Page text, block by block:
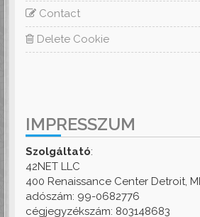
Contact
Delete Cookie
IMPRESSZUM
Szolgáltató:
42NET LLC
400 Renaissance Center Detroit,
adószám: 99-0682776
cégjegyzékszám: 803148683